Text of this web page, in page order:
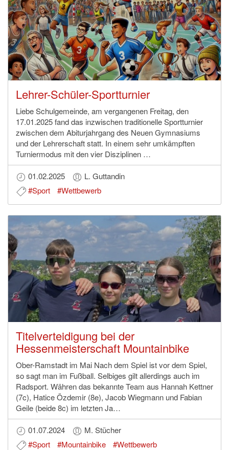
Lehrer-Schüler-Sportturnier
Liebe Schulgemeinde, am vergangenen Freitag, den
17.01.2025 fand das inzwischen traditionelle Sportturnier
zwischen dem Abiturjahrgang des Neuen Gymnasiums
und der Lehrerschaft statt. In einem sehr umkämpften
Turniermodus mit den vier Disziplinen …
01.02.2025
L. Guttandin
#Sport
#Wettbewerb
Titelverteidigung bei der
Hessenmeisterschaft Mountainbike
Ober-Ramstadt im Mai Nach dem Spiel ist vor dem Spiel,
so sagt man im Fußball. Selbiges gilt allerdings auch im
Radsport. Währen das bekannte Team aus Hannah Kettner
(7c), Hatice Özdemir (8e), Jacob Wiegmann und Fabian
Geile (beide 8c) im letzten Ja…
01.07.2024
M. Stücher
#Sport
#Mountainbike #Wettbewerb